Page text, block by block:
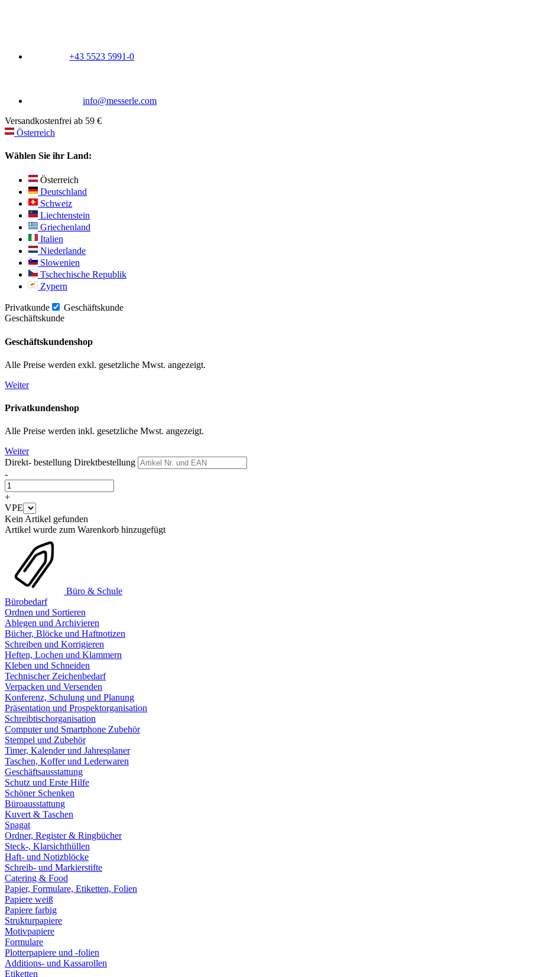
+43 5523 5991-0
info@messerle.com
Versandkostenfrei ab 59 €
Österreich
Wählen Sie ihr Land:
Österreich
Deutschland
Schweiz
Liechtenstein
Griechenland
Italien
Niederlande
Slowenien
Tschechische Republik
Zypern
Privatkunde
Geschäftskunde
Geschäftskunde
Geschäftskundenshop
Alle Preise werden exkl. gesetzliche Mwst. angezeigt.
Weiter
Privatkundenshop
Alle Preise werden inkl. gesetzliche Mwst. angezeigt.
Weiter
Direkt- bestellung Direktbestellung
-
+
VPE
Kein Artikel gefunden
Artikel wurde zum Warenkorb hinzugefügt
Büro & Schule
Bürobedarf
Ordnen und Sortieren
Ablegen und Archivieren
Bücher, Blöcke und Haftnotizen
Schreiben und Korrigieren
Heften, Lochen und Klammern
Kleben und Schneiden
Technischer Zeichenbedarf
Verpacken und Versenden
Konferenz, Schulung und Planung
Präsentation und Prospektorganisation
Schreibtischorganisation
Computer und Smartphone Zubehör
Stempel und Zubehör
Timer, Kalender und Jahresplaner
Taschen, Koffer und Lederwaren
Geschäftsausstattung
Schutz und Erste Hilfe
Schöner Schenken
Büroausstattung
Kuvert & Taschen
Spagat
Ordner, Register & Ringbücher
Steck-, Klarsichthüllen
Haft- und Notizblöcke
Schreib- und Markierstifte
Catering & Food
Papier, Formulare, Etiketten, Folien
Papiere weiß
Papiere farbig
Strukturpapiere
Motivpapiere
Formulare
Plotterpapiere und -folien
Additions- und Kassarollen
Etiketten